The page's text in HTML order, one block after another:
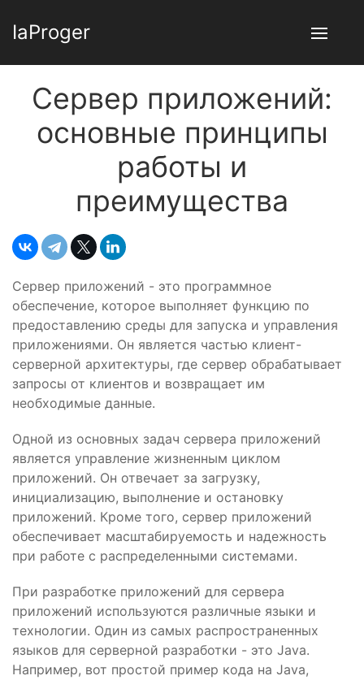
IaProger
Сервер приложений:
основные принципы
работы и
преимущества
Сервер приложений - это программное
обеспечение, которое выполняет функцию по
предоставлению среды для запуска и управления
приложениями. Он является частью клиент-
серверной архитектуры, где сервер обрабатывает
запросы от клиентов и возвращает им
необходимые данные.
Одной из основных задач сервера приложений
является управление жизненным циклом
приложений. Он отвечает за загрузку,
инициализацию, выполнение и остановку
приложений. Кроме того, сервер приложений
обеспечивает масштабируемость и надежность
при работе с распределенными системами.
При разработке приложений для сервера
приложений используются различные языки и
технологии. Один из самых распространенных
языков для серверной разработки - это Java.
Например, вот простой пример кода на Java,